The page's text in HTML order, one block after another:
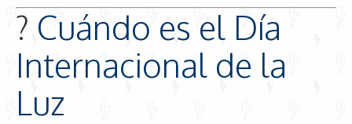
? Cuándo es el Día
Internacional de la
Luz